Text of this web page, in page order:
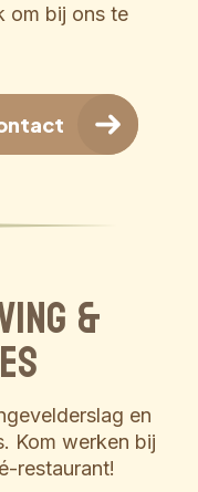
om bij ons te
&
en
Kom werken bij
restaurant!